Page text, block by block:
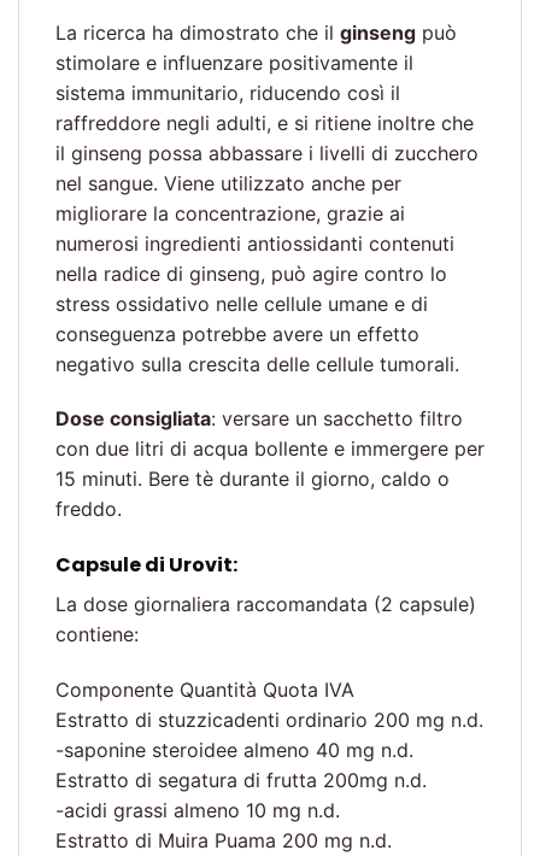
La ricerca ha dimostrato che il ginseng può
stimolare e influenzare positivamente il
sistema immunitario, riducendo così il
raffreddore negli adulti, e si ritiene inoltre che
il ginseng possa abbassare i livelli di zucchero
nel sangue. Viene utilizzato anche per
migliorare la concentrazione, grazie ai
numerosi ingredienti antiossidanti contenuti
nella radice di ginseng, può agire contro lo
stress ossidativo nelle cellule umane e di
conseguenza potrebbe avere un effetto
negativo sulla crescita delle cellule tumorali.
Dose consigliata: versare un sacchetto filtro
con due litri di acqua bollente e immergere per
15 minuti. Bere tè durante il giorno, caldo o
freddo.
Capsule di Urovit:
La dose giornaliera raccomandata (2 capsule)
contiene:
Componente Quantità Quota IVA
Estratto di stuzzicadenti ordinario 200 mg n.d.
-saponine steroidee almeno 40 mg n.d.
Estratto di segatura di frutta 200mg n.d.
-acidi grassi almeno 10 mg n.d.
Estratto di Muira Puama 200 mg n.d.